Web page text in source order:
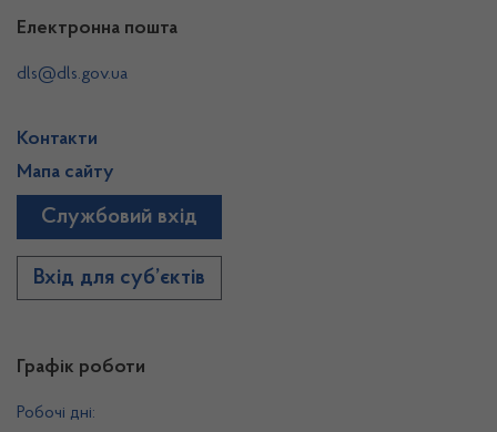
Графік роботи
Робочі дні:
Електронна пошта
dls@dls.gov.ua
Контакти
Мапа сайту
Службовий вхід
Вхід для суб’єктів